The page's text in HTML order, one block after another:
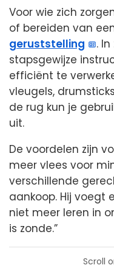
Voor wie zich
of bereiden van
geruststelling
.
stapsgewijze
efficiënt te
vleugels,
de rug kun je
uit.
De voordelen zijn
meer vlees voor
verschillende
aankoop. Hij voegt
niet meer leren in
is zonde.”
Scroll